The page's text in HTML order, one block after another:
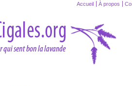
Accueil À propos